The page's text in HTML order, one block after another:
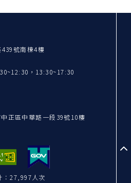
號南棟4樓
，13:30~17:30
正區中華路一段39號10樓
：27,997人次
至